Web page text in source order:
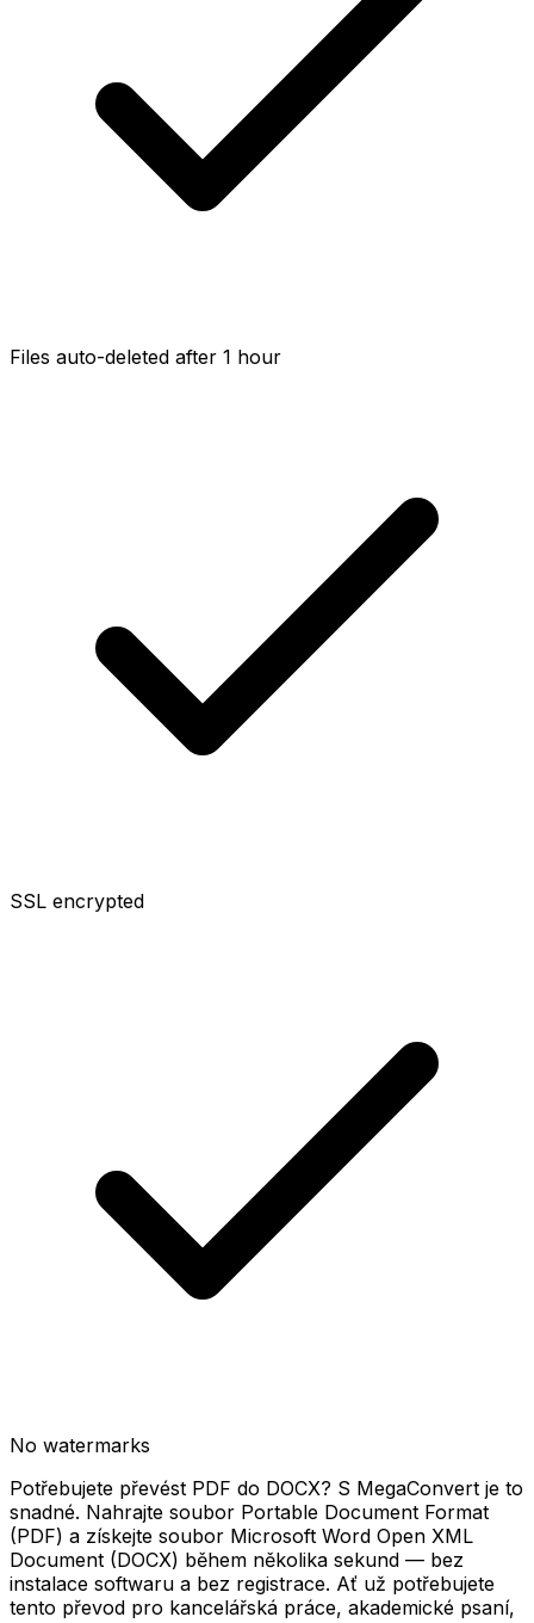
Files auto-deleted after 1 hour
SSL encrypted
No watermarks
Potřebujete převést PDF do DOCX? S MegaConvert je to
snadné. Nahrajte soubor Portable Document Format
(PDF) a získejte soubor Microsoft Word Open XML
Document (DOCX) během několika sekund — bez
instalace softwaru a bez registrace. Ať už potřebujete
tento převod pro kancelářská práce, akademické psaní,